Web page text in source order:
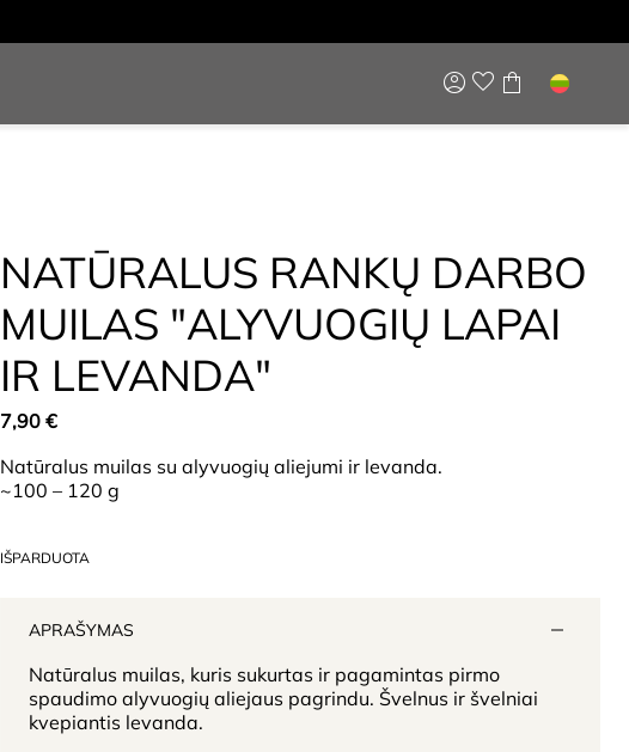
NATŪRALUS RANKŲ DARBO
MUILAS "ALYVUOGIŲ LAPAI
IR LEVANDA"
7,90 €
Natūralus muilas su alyvuogių aliejumi ir levanda.
~100 – 120 g
IŠPARDUOTA
APRAŠYMAS
Natūralus muilas, kuris sukurtas ir pagamintas pirmo
spaudimo alyvuogių aliejaus pagrindu. Švelnus ir švelniai
kvepiantis levanda.